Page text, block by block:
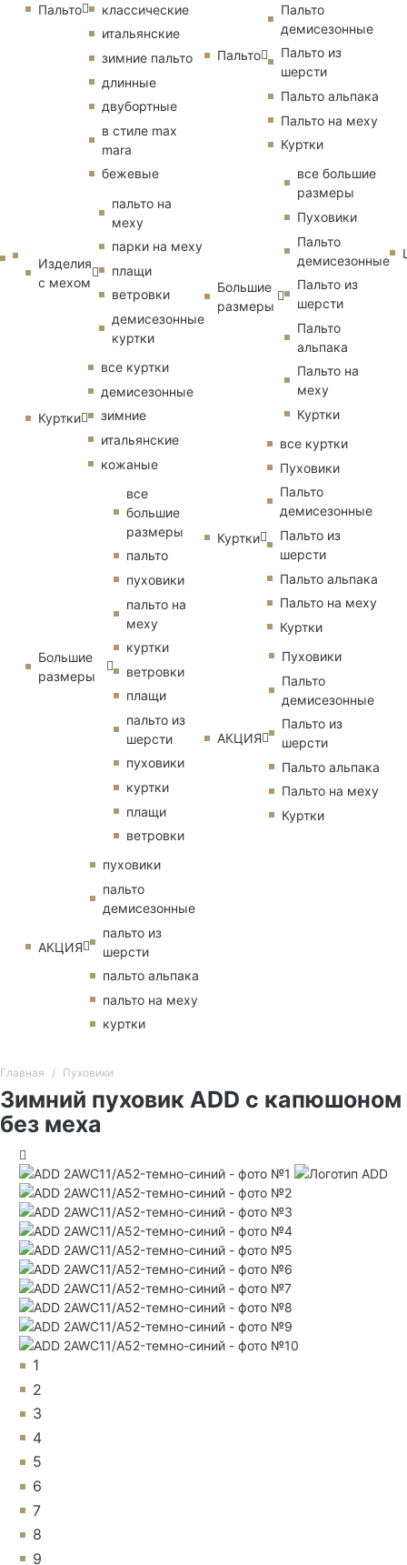
Пальто
классические
итальянские
зимние пальто
длинные
двубортные
в стиле max
mara
бежевые
Изделия
с мехом
пальто на
меху
парки на меху
плащи
ветровки
демисезонные
куртки
Куртки
все куртки
демисезонные
зимние
итальянские
кожаные
Большие
размеры
все
большие
размеры
пальто
пуховики
пальто на
меху
куртки
ветровки
плащи
пальто из
шерсти
пуховики
куртки
плащи
ветровки
АКЦИЯ
пуховики
пальто
демисезонные
пальто из
шерсти
пальто альпака
пальто на меху
куртки
Пальто
Пальто
демисезонные
Пальто из
шерсти
Пальто альпака
Пальто на меху
Куртки
Большие
размеры
все большие
размеры
Пуховики
Пальто
демисезонные
Пальто из
шерсти
Пальто
альпака
Пальто на
меху
Куртки
Куртки
все куртки
Пуховики
Пальто
демисезонные
Пальто из
шерсти
Пальто альпака
Пальто на меху
Куртки
АКЦИЯ
Пуховики
Пальто
демисезонные
Пальто из
шерсти
Пальто альпака
Пальто на меху
Куртки
Главная Пуховики
Зимний пуховик ADD с капюшоном
без меха
1
2
3
4
5
6
7
8
9